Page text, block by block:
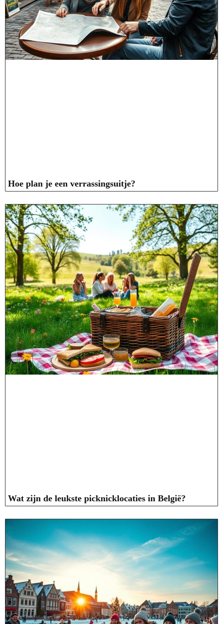
Hoe plan je een verrassingsuitje?
Wat zijn de leukste picknicklocaties in België?